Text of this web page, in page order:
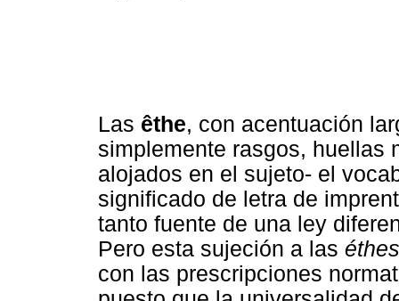
Las êthe, con acentuación
simplemente rasgos, huellas
alojados en el sujeto- el
significado de letra de
tanto fuente de una ley
Pero esta sujeción a las éthes
con las prescripciones